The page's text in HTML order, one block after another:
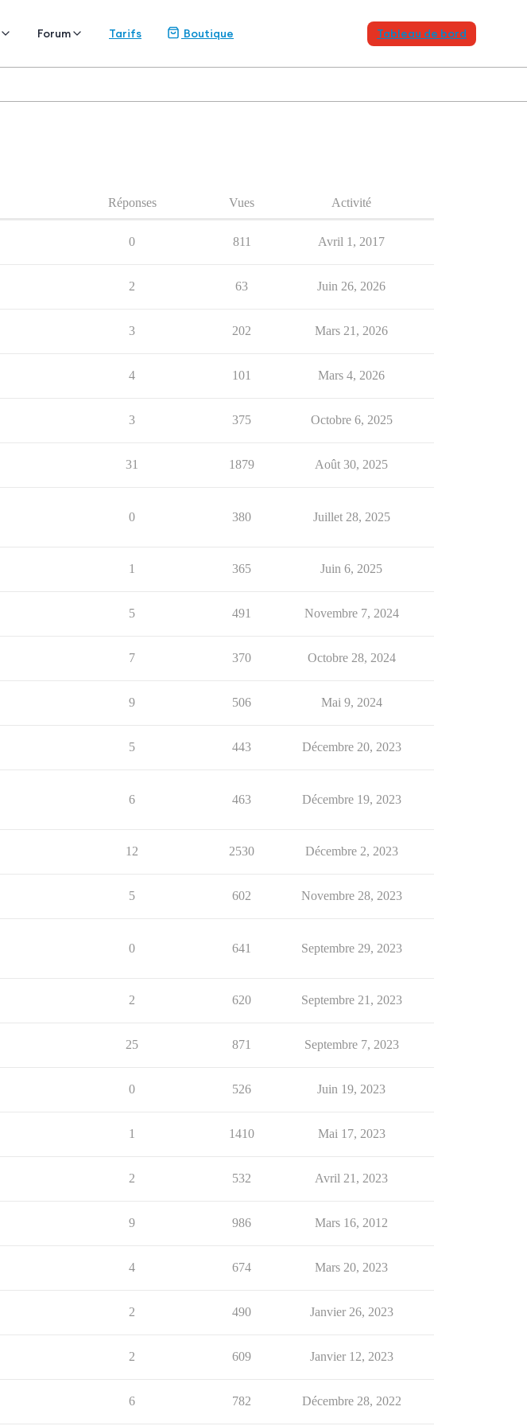
Forum Tarifs Boutique Tableau de bord
Réponses Vues Activité
0 811 Avril 1, 2017
2 63 Juin 26, 2026
3 202 Mars 21, 2026
4 101 Mars 4, 2026
3 375 Octobre 6, 2025
31 1879 Août 30, 2025
0 380 Juillet 28, 2025
1 365 Juin 6, 2025
5 491 Novembre 7, 2024
7 370 Octobre 28, 2024
9 506 Mai 9, 2024
5 443 Décembre 20, 2023
6 463 Décembre 19, 2023
12 2530 Décembre 2, 2023
5 602 Novembre 28, 2023
0 641 Septembre 29, 2023
2 620 Septembre 21, 2023
25 871 Septembre 7, 2023
0 526 Juin 19, 2023
1 1410 Mai 17, 2023
2 532 Avril 21, 2023
9 986 Mars 16, 2012
4 674 Mars 20, 2023
2 490 Janvier 26, 2023
2 609 Janvier 12, 2023
6 782 Décembre 28, 2022